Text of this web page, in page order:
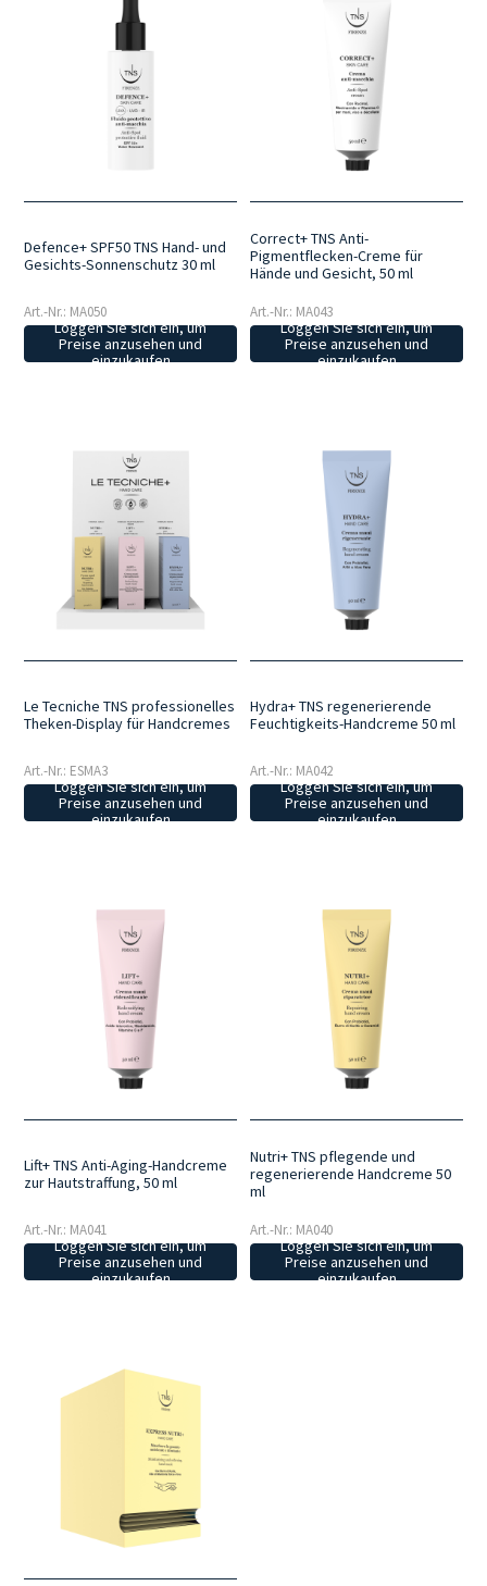
Defence+ SPF50 TNS Hand- und
Gesichts-Sonnenschutz 30 ml
Art.-Nr.: MA050
Loggen Sie sich ein, um
Preise anzusehen und
einzukaufen
Correct+ TNS Anti-
Pigmentflecken-Creme für
Hände und Gesicht, 50 ml
Art.-Nr.: MA043
Loggen Sie sich ein, um
Preise anzusehen und
einzukaufen
Le Tecniche TNS professionelles
Theken-Display für Handcremes
Art.-Nr.: ESMA3
Loggen Sie sich ein, um
Preise anzusehen und
einzukaufen
Hydra+ TNS regenerierende
Feuchtigkeits-Handcreme 50 ml
Art.-Nr.: MA042
Loggen Sie sich ein, um
Preise anzusehen und
einzukaufen
Lift+ TNS Anti-Aging-Handcreme
zur Hautstraffung, 50 ml
Art.-Nr.: MA041
Loggen Sie sich ein, um
Preise anzusehen und
einzukaufen
Nutri+ TNS pflegende und
regenerierende Handcreme 50
ml
Art.-Nr.: MA040
Loggen Sie sich ein, um
Preise anzusehen und
einzukaufen